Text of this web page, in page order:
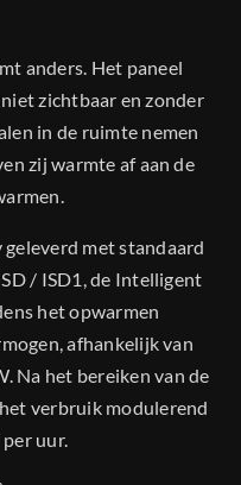
anders. Het paneel
zichtbaar en zonder
in de ruimte nemen
zij warmte af aan de
met standaard
/ ISD1, de Intelligent
het opwarmen
afhankelijk van
Na het bereiken van de
verbruik modulerend
uur.